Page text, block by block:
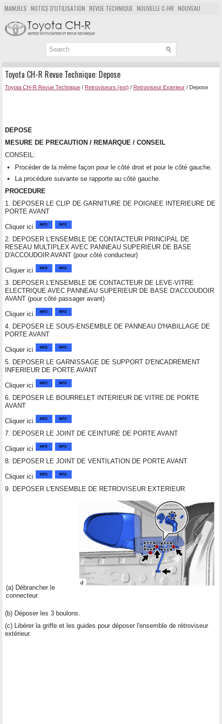
MANUELS NOTICE D'UTILISATION REVUE TECHNIQUE NOUVELLE C-HR NOUVEAU
POPULAIRE
PLAN DU SITE CHERCHER
Toyota CH-R Revue Technique: Depose
Toyota CH-R Revue Technique / Retroviseurs (ext) / Retroviseur Exterieur / Depose
DEPOSE
MESURE DE PRECAUTION / REMARQUE / CONSEIL
CONSEIL:
Procéder de la même façon pour le côté droit et pour le côté gauche.
La procédure suivante se rapporte au côté gauche.
PROCEDURE
1. DEPOSER LE CLIP DE GARNITURE DE POIGNEE INTERIEURE DE
PORTE AVANT
Cliquer ici
2. DEPOSER L'ENSEMBLE DE CONTACTEUR PRINCIPAL DE
RESEAU MULTIPLEX AVEC PANNEAU SUPERIEUR DE BASE
D'ACCOUDOIR AVANT (pour côté conducteur)
Cliquer ici
3. DEPOSER L'ENSEMBLE DE CONTACTEUR DE LEVE-VITRE
ELECTRIQUE AVEC PANNEAU SUPERIEUR DE BASE D'ACCOUDOIR
AVANT (pour côté passager avant)
Cliquer ici
4. DEPOSER LE SOUS-ENSEMBLE DE PANNEAU D'HABILLAGE DE
PORTE AVANT
Cliquer ici
5. DEPOSER LE GARNISSAGE DE SUPPORT D'ENCADREMENT
INFERIEUR DE PORTE AVANT
Cliquer ici
6. DEPOSER LE BOURRELET INTERIEUR DE VITRE DE PORTE
AVANT
Cliquer ici
7. DEPOSER LE JOINT DE CEINTURE DE PORTE AVANT
Cliquer ici
8. DEPOSER LE JOINT DE VENTILATION DE PORTE AVANT
Cliquer ici
9. DEPOSER L'ENSEMBLE DE RETROVISEUR EXTERIEUR
(a) Débrancher le
connecteur.
(b) Déposer les 3 boulons.
(c) Libérer la griffe et les guides pour déposer l'ensemble de rétroviseur
extérieur.